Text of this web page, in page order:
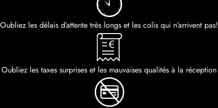
Oubliez les délais d’attente très longs et les colis qui n’arrivent pas!
Oubliez les taxes surprises et les mauvaises qualités à la réception